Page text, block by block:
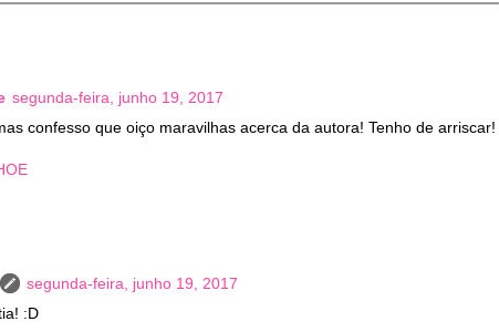
segunda-feira, junho 19, 2017
confesso que oiço maravilhas acerca da autora! Tenho de arriscar!
segunda-feira, junho 19, 2017
:D